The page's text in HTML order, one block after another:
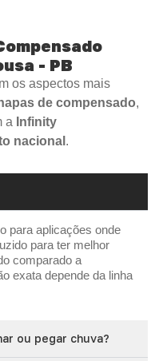
- PB
os aspectos mais
de compensado,
a Infinity
nacional .
para aplicações onde
para ter melhor
comparado a
exata depende da linha
ou pegar chuva?